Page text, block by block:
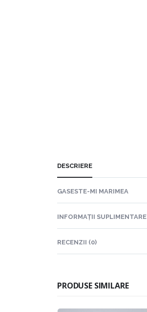
DESCRIERE
GASESTE-MI MARIMEA
INFORMAȚII SUPLIMENTARE
RECENZII (0)
PRODUSE SIMILARE